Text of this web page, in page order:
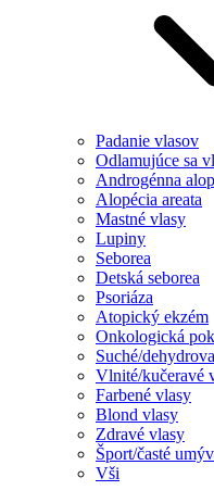
Padanie vlasov
Odlamujúce sa
Androgénna
Alopécia areata
Mastné vlasy
Lupiny
Seborea
Detská seborea
Psoriáza
Atopický ekzém
Onkologická
Suché/
Vlnité/kučeravé
Farbené vlasy
Blond vlasy
Zdravé vlasy
Šport/časté
Vši